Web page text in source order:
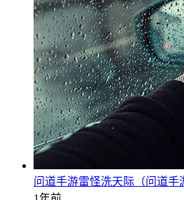
问道手游雷怪洗天际（问道手